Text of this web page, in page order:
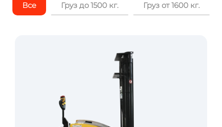
Все Груз до 1500 кг. Груз от 1600 кг.